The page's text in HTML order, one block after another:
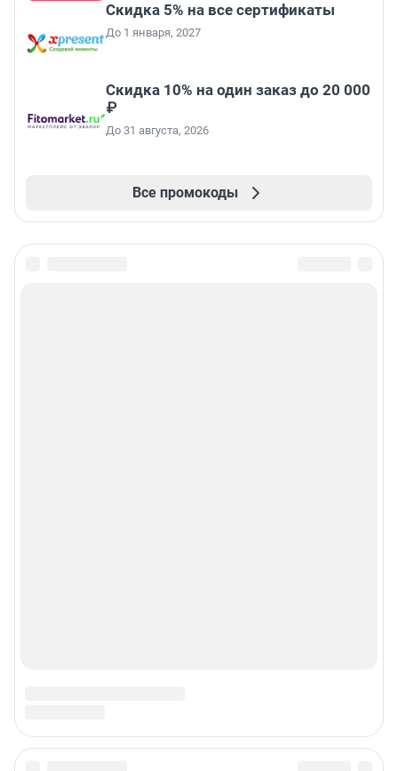
Скидка 5% на все сертификаты
До 1 января, 2027
Скидка 10% на один заказ до 20 000
₽
До 31 августа, 2026
Все промокоды